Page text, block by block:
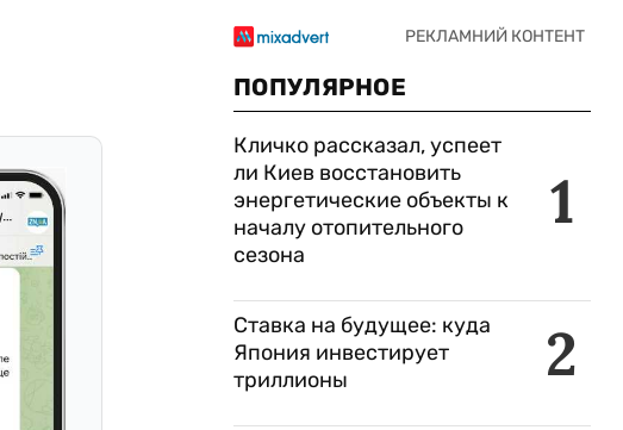
ПОПУЛЯРНОЕ
1
Кличко рассказал, успеет
ли Киев восстановить
энергетические объекты к
началу отопительного
сезона
2
Ставка на будущее: куда
Япония инвестирует
триллионы